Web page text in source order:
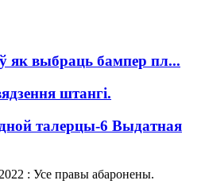
як выбраць бампер пл...
штангі.
талерцы-6 Выдатная
: Усе правы абаронены.